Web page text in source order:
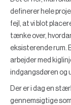
definerer hele
fejl, at vi blot
tænke over,
eksisterende rum.
arbejder med
indgangsdøren og
Der er i dag en
gennemsigtige